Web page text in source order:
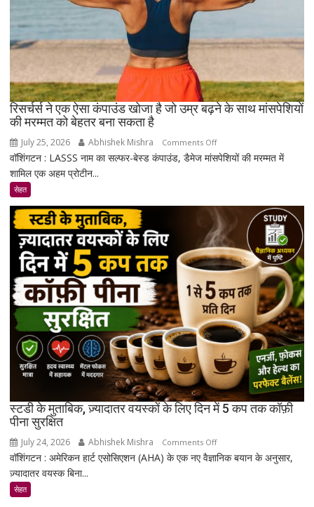
रिसर्चर्स ने एक ऐसा कंपाउंड खोजा है जो उम्र बढ़ने के साथ मांसपेशियों
की मरम्मत को बेहतर बना सकता है
July 25, 2026 Abhishek Mishra Comments Offon
रिसर्चर्स
ऐसा
कंपाउंड
खोजा
है
जो
बढ़ने
के
साथ
मांसपेशियों
की
मरम्मत
को
बेहतर
है
वॉशिंगटन : LASSS नाम का सल्फर-बेस्ड कंपाउंड, डैमेज मांसपेशियों की मरम्मत में
शामिल एक अहम प्रोटीन...
सेहत
स्टडी के मुताबिक, ज़्यादातर वयस्कों के लिए दिन में 5 कप तक कॉफ़ी
पीना सुरक्षित
July 24, 2026 Abhishek Mishra Comments Offon
स्टडी
वॉशिंगटन : अमेरिकन हार्ट एसोसिएशन (AHA) के एक नए वैज्ञानिक बयान के अनुसार,
ज़्यादातर वयस्क बिना...
सेहत